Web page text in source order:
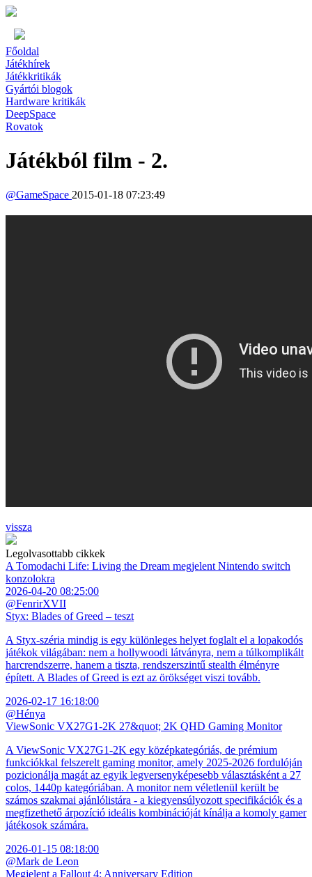
Főoldal
Játékhírek
Játékkritikák
Gyártói blogok
Hardware kritikák
DeepSpace
Rovatok
Játékból film - 2.
@GameSpace 2015-01-18 07:23:49
vissza
Legolvasottabb cikkek
A Tomodachi Life: Living the Dream megjelent Nintendo switch
konzolokra
2026-04-20 08:25:00
@FenrirXVII
Styx: Blades of Greed – teszt
A Styx-széria mindig is egy különleges helyet foglalt el a lopakodós
játékok világában: nem a hollywoodi látványra, nem a túlkomplikált
harcrendszerre, hanem a tiszta, rendszerszintű stealth élményre
épített. A Blades of Greed is ezt az örökséget viszi tovább.
2026-02-17 16:18:00
@Hénya
ViewSonic VX27G1-2K 27&quot; 2K QHD Gaming Monitor
A ViewSonic VX27G1-2K egy középkategóriás, de prémium
funkciókkal felszerelt gaming monitor, amely 2025-2026 fordulóján
pozicionálja magát az egyik legversenyképesebb választásként a 27
colos, 1440p kategóriában. A monitor nem véletlenül került be
számos szakmai ajánlólistára - a kiegyensúlyozott specifikációk és a
megfizethető árpozíció ideális kombinációját kínálja a komoly gamer
játékosok számára.
2026-01-15 08:18:00
@Mark de Leon
Megjelent a Fallout 4: Anniversary Edition